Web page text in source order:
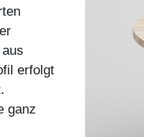
erfolgt
ganz